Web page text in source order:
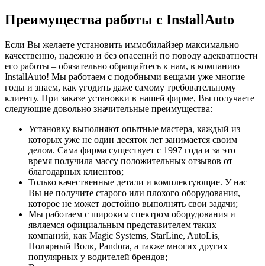
Преимущества работы с InstallAuto
Если Вы желаете установить иммобилайзер максимально
качественно, надежно и без опасений по поводу адекватности
его работы – обязательно обращайтесь к нам, в компанию
InstallAuto! Мы работаем с подобными вещами уже многие
годы и знаем, как угодить даже самому требовательному
клиенту. При заказе установки в нашей фирме, Вы получаете
следующие довольно значительные преимущества:
Установку выполняют опытные мастера, каждый из
которых уже не один десяток лет занимается своим
делом. Сама фирма существует с 1997 года и за это
время получила массу положительных отзывов от
благодарных клиентов;
Только качественные детали и комплектующие. У нас
Вы не получите старого или плохого оборудования,
которое не может достойно выполнять свои задачи;
Мы работаем с широким спектром оборудования и
являемся официальным представителем таких
компаний, как Magic Systems, StarLine, AutoLis,
Полярный Волк, Pandora, а также многих других
популярных у водителей брендов;